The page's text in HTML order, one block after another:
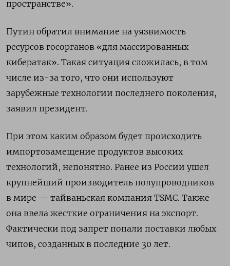
пространстве».
Путин обратил внимание на уязвимость
ресурсов госорганов «для массированных
кибератак». Такая ситуация сложилась, в том
числе из-за того, что они используют
зарубежные технологии последнего поколения,
заявил президент.
При этом каким образом будет происходить
импортозамещение продуктов высоких
технологий, непонятно. Ранее из России ушел
крупнейший производитель полупроводников
в мире — тайваньская компания TSMC. Также
она ввела жесткие ограничения на экспорт.
Фактически под запрет попали поставки любых
чипов, созданных в последние 30 лет.